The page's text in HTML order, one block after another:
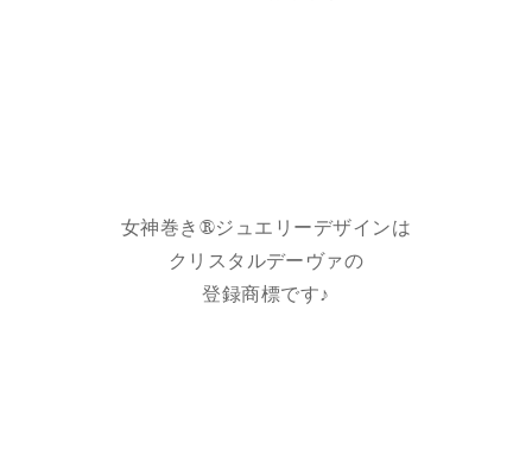
女神巻き®ジュエリーデザインは
クリスタルデーヴァの
登録商標です♪